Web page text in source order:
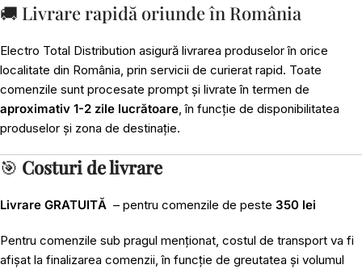
🚚 Livrare rapidă oriunde în România
Electro Total Distribution asigură livrarea produselor în orice
localitate din România, prin servicii de curierat rapid. Toate
comenzile sunt procesate prompt și livrate în termen de
aproximativ 1-2 zile lucrătoare, în funcție de disponibilitatea
produselor și zona de destinație.
🎯 Costuri de livrare
Livrare GRATUITĂ – pentru comenzile de peste 350 lei
Pentru comenzile sub pragul menționat, costul de transport va fi
afișat la finalizarea comenzii, în funcție de greutatea și volumul